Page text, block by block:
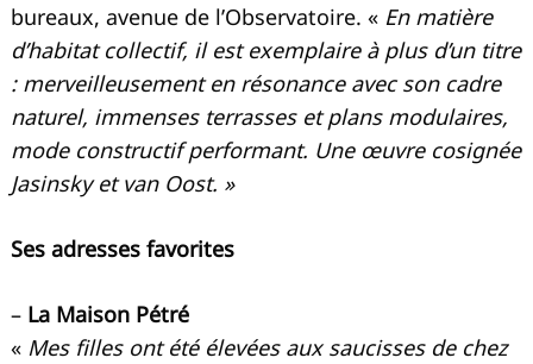
bureaux, avenue de l’Observatoire. « En matière
d’habitat collectif, il est exemplaire à plus d’un titre
: merveilleusement en résonance avec son cadre
naturel, immenses terrasses et plans modulaires,
mode constructif performant. Une œuvre cosignée
Jasinsky et van Oost. »
Ses adresses favorites
– La Maison Pétré
« Mes filles ont été élevées aux saucisses de chez